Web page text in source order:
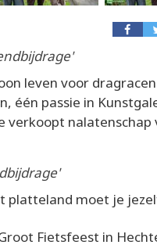
leven voor dragracen
één passie in
verkoopt nalatenschap
platteland moet je
Fietsfeest in